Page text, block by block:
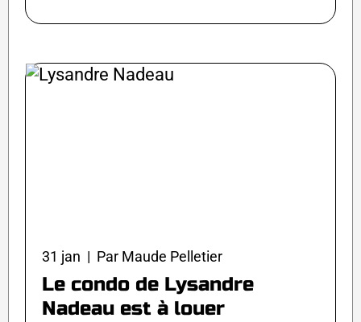
31 jan | Par Maude Pelletier
Le condo de Lysandre
Nadeau est à louer